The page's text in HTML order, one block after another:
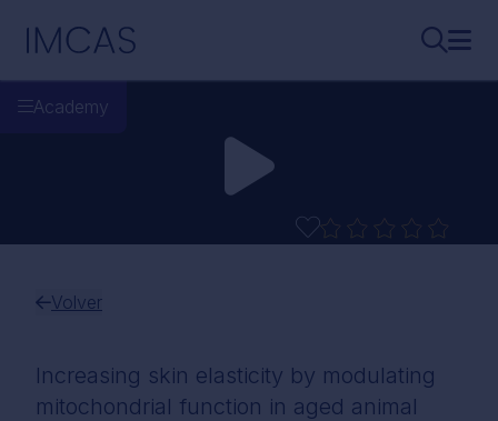
IMCAS
Academy
Volver
Increasing skin elasticity by modulating
mitochondrial function in aged animal